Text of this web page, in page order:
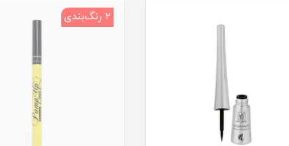
2 رنگ‌بندی